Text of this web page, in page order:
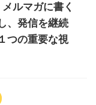
ルマガに書く
、発信を継続
つの重要な視